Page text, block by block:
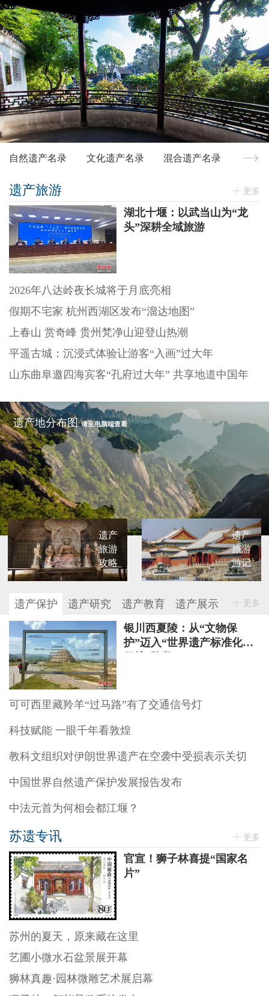
自然遗产名录 文化遗产名录 混合遗产名录
遗产旅游 更多
湖北十堰：以武当山为“龙
头”深耕全域旅游
2026年八达岭夜长城将于月底亮相
假期不宅家 杭州西湖区发布“溜达地图”
上春山 赏奇峰 贵州梵净山迎登山热潮
平遥古城：沉浸式体验让游客“入画”过大年
山东曲阜邀四海宾客“孔府过大年” 共享地道中国年
遗产地分布图请至电脑端查看
遗产
旅游
攻略
遗产
旅游
游记
遗产保护 遗产研究 遗产教育 遗产展示 更多
银川西夏陵：从“文物保
护”迈入“世界遗产标准化
可可西里藏羚羊“过马路”有了交通信号灯
科技赋能 一眼千年看敦煌
教科文组织对伊朗世界遗产在空袭中受损表示关切
中国世界自然遗产保护发展报告发布
中法元首为何相会都江堰？
苏遗专讯 更多
官宣！狮子林喜提“国家名
片”
苏州的夏天，原来藏在这里
艺圃小微水石盆景展开幕
狮林真趣·园林微雕艺术展启幕